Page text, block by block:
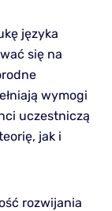
języka
się na
wymogi
uczestniczą
jak i
rozwijania